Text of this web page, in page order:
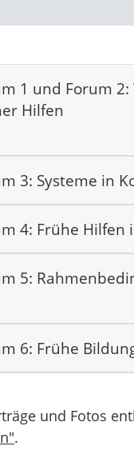
1 und Forum
Hilfen
3: Systeme in
4: Frühe Hilfen
5:
6: Frühe
und Fotos
.